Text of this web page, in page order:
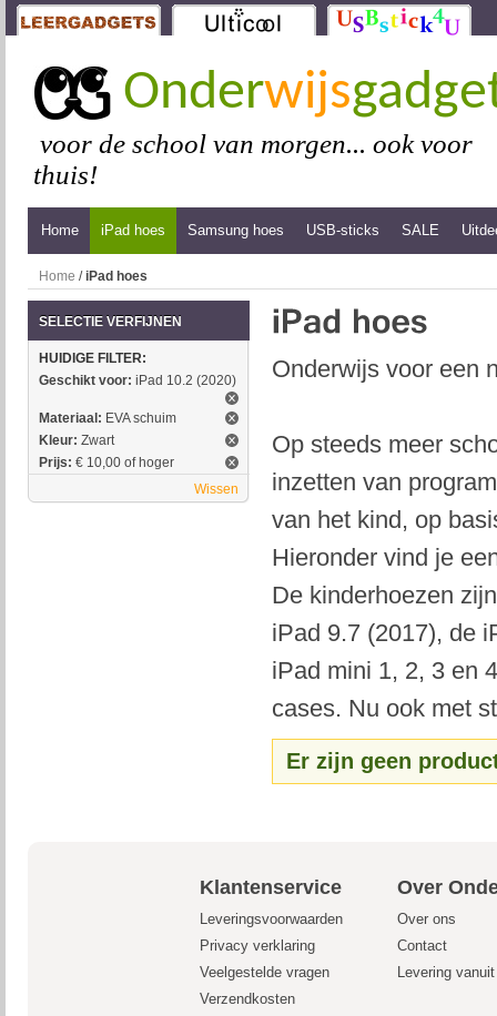
Onderwijs
voor de school van morgen... ook voor
thuis!
Home iPad hoes Samsung hoes USB-sticks SALE
Home /iPad hoes
Onderwijs voor een
Op steeds meer
inzetten van
van het kind, op
Hieronder vind je
De kinderhoezen
iPad 9.7 (2017), de
iPad mini 1, 2, 3 en
cases. Nu ook met
Er zijn geen
SELECTIE VERFIJNEN
HUIDIGE FILTER:
Geschikt voor: iPad 10.2 (2020)
Materiaal: EVA schuim
Kleur: Zwart
Prijs: € 10,00 of hoger
Wissen
Klantenservice Over
Leveringsvoorwaarden
Over ons
Privacy verklaring
Contact
Veelgestelde vragen
Levering
Verzendkosten